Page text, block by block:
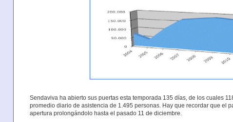
Sendaviva ha abierto sus puertas esta temporada 135 días, de los cuales
promedio diario de asistencia de 1.495 personas. Hay que recordar que el
apertura prolongándolo hasta el pasado 11 de diciembre.